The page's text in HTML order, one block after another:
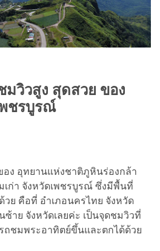
มวิวสูง สุดสวย ของ
พชรบูรณ์
ง อุทยานแห่งชาติภูหินร่องกล้า
เก่า จังหวัดเพชรบูรณ์ ซึ่งมีพื้นที่
ย คือที่ อำเภอนครไทย จังหวัด
าย จังหวัดเลยค่ะ เป็นจุดชมวิวที่
ถชมพระอาทิตย์ขึ้นและตกได้ด้วย